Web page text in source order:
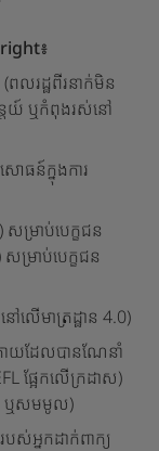
៖
ពលរដ្ឋពីរនាក់មិន
រៃយ៍ ឬកំពុងរស់នៅ
ោធន៍ក្នុងការ
សម្រាប់បេក្ខជន
រាប់បេក្ខជន
លើមាត្រដ្ឋាន 4.0)
ោយដែលបានណែនាំ
ផ្អែកលើក្រដាស)
ឬសមមូល)
បស់អ្នកដាក់ពាក្យ